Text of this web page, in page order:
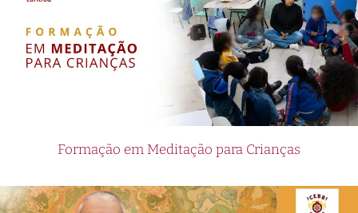
Formação em Meditação para Crianças